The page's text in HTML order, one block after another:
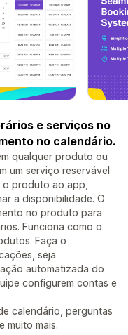
e serviços no
no calendário.
qualquer produto ou
um serviço reservável
o produto ao app,
a disponibilidade. O
no produto para
Funciona como o
Faça o
seja
automatizada do
configurem contas e
calendário, perguntas
muito mais.